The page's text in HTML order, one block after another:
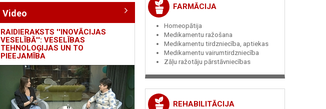
Video
RAIDIERAKSTS ''INOVĀCIJAS
VESELĪBĀ'': VESELĪBAS
TEHNOLOĢIJAS UN TO
PIEEJAMĪBA
FARMĀCIJA
Homeopātija
Medikamentu ražošana
Medikamentu tirdzniecība, aptiekas
Medikamentu vairumtirdzniecība
Zāļu ražotāju pārstāvniecības
REHABILITĀCIJA